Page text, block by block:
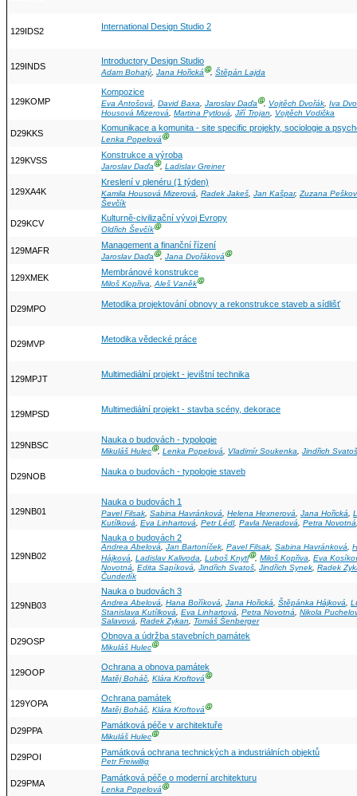
129IDS2 International Design Studio 2
129INDS
Introductory Design Studio
Adam Bohatý, Jana HořickáⒼ, Štěpán Lajda
129KOMP
Kompozice
Eva Antošová, David Baxa, Jaroslav DaďaⒼ, Vojtěch Dvořák, Iva
Housová Mizerová
Martina Pytlová Jiří Trojan Vojtěch Vodička
D29KKS
Komunikace a komunita - site specific projekty, sociologie a
Lenka PopelováⒼ
129KVSS
Konstrukce a výroba
Jaroslav DaďaⒼ, Ladislav Greiner
129XA4K
Kreslení v plenéru (1 týden)
Kamila Housová Mizerová, Radek Jakeš, Jan Kašpar,Zuzana
Ševčík
D29KCV
Kulturně-civilizační vývoj Evropy
Oldřich ŠevčíkⒼ
129MAFR
Management a finanční řízení
Jaroslav DaďaⒼ, Jana DvořákováⒼ
129XMEK
Membránové konstrukce
Miloš Kopřiva,Aleš VaněkⒼ
D29MPO Metodika projektování obnovy a rekonstrukce staveb a sídlišť
D29MVP Metodika vědecké práce
129MPJT Multimediální projekt - jevištní technika
129MPSD Multimediální projekt - stavba scény, dekorace
129NBSC
Nauka o budovách - typologie
Mikuláš HulecⒼ, Lenka Popelová, Vladimír Soukenka, Jindřich Svatoš
D29NOB Nauka o budovách - typologie staveb
129NB01
Nauka o budovách 1
Pavel Filsak, Sabina Havránková, Helena Hexnerová, Jana Hořická,
Kutílková
Eva Linhartová Petr Lédl, Pavla Neradová Petra Novotná
129NB02
Nauka o budovách 2
Andrea Abelová, Jan Bartoníček, Pavel Filsak, Sabina Havránková,
Hájková, Ladislav Kalivoda, Luboš KnytlⒼ, Miloš Kopřiva, Eva
Novotná
Edita Sapíková Jindřich Svatoš Jindřich Synek Radek
Čunderlík
129NB03
Nauka o budovách 3
Andrea Abelová, Hana Boříková, Jana Hořická, Štěpánka Hájková,
Stanislava Kutílková
Eva Linhartová Petra Novotná
Nikola
Salavová
Radek Zykan Tomáš Šenberger
D29OSP
Obnova a údržba stavebních památek
Mikuláš HulecⒼ
129OOP
Ochrana a obnova památek
Matěj Boháč, Klára KroftováⒼ
129YOPA
Ochrana památek
Matěj Boháč, Klára KroftováⒼ
D29PPA
Památková péče v architektuře
Mikuláš HulecⒼ
D29POI Památková ochrana technických a industriálních objektů
Petr Freiwillig
D29PMA
Památková péče o moderní architekturu
Lenka PopelováⒼ